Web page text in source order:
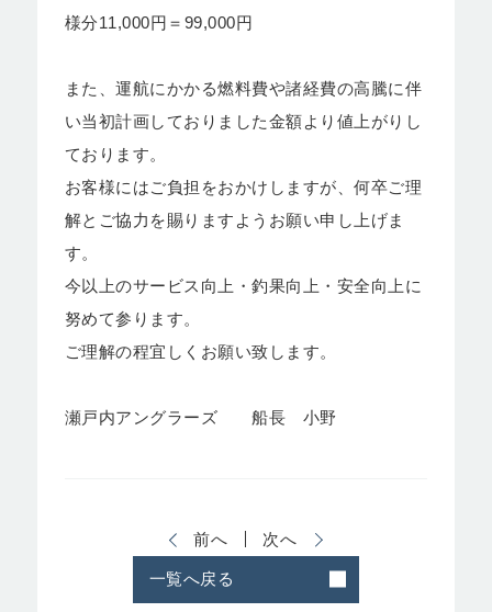
様分11,000円＝99,000円
また、運航にかかる燃料費や諸経費の高騰に伴
い当初計画しておりました金額より値上がりし
ております。
お客様にはご負担をおかけしますが、何卒ご理
解とご協力を賜りますようお願い申し上げま
す。
今以上のサービス向上・釣果向上・安全向上に
努めて参ります。
ご理解の程宜しくお願い致します。
瀬戸内アングラーズ 船長 小野
一覧へ戻る
前へ 次へ